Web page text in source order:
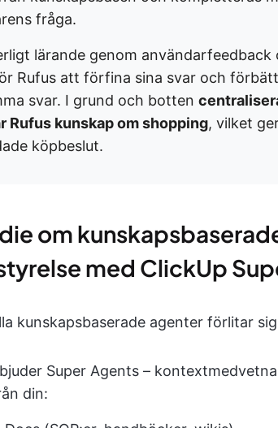
fråga.
lärande genom
Rufus att förfina sina svar och
svar. I grund och botten
Rufus kunskap om shopping, vilket
köpbeslut.
om
med ClickUp
kunskapsbaserade agenter förlitar
Super Agents – kontextmedvetna
din: